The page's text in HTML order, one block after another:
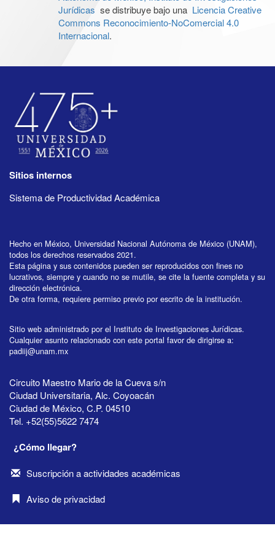
Jurídicas se distribuye bajo una Licencia Creative
Commons Reconocimiento-NoComercial 4.0
Internacional.
Sitios internos
Sistema de Productividad Académica
Hecho en México, Universidad Nacional Autónoma de México (UNAM),
todos los derechos reservados 2021.
Esta página y sus contenidos pueden ser reproducidos con fines no
lucrativos, siempre y cuando no se mutile, se cite la fuente completa y su
dirección electrónica.
De otra forma, requiere permiso previo por escrito de la institución.
Sitio web administrado por el Instituto de Investigaciones Jurídicas.
Cualquier asunto relacionado con este portal favor de dirigirse a:
padiij@unam.mx
Circuito Maestro Mario de la Cueva s/n
Ciudad Universitaria, Alc. Coyoacán
Ciudad de México, C.P. 04510
Tel. +52(55)5622 7474
¿Cómo llegar?
Suscripción a actividades académicas
Aviso de privacidad